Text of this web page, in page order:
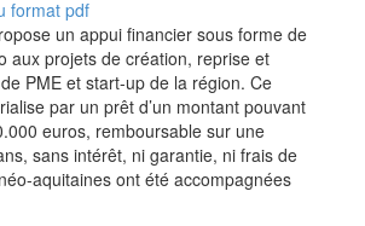
un appui financier sous forme de
aux projets de création, reprise et
PME et start-up de la région. Ce
par un prêt d’un montant pouvant
euros, remboursable sur une
sans intérêt, ni garantie, ni frais de
aquitaines ont été accompagnées